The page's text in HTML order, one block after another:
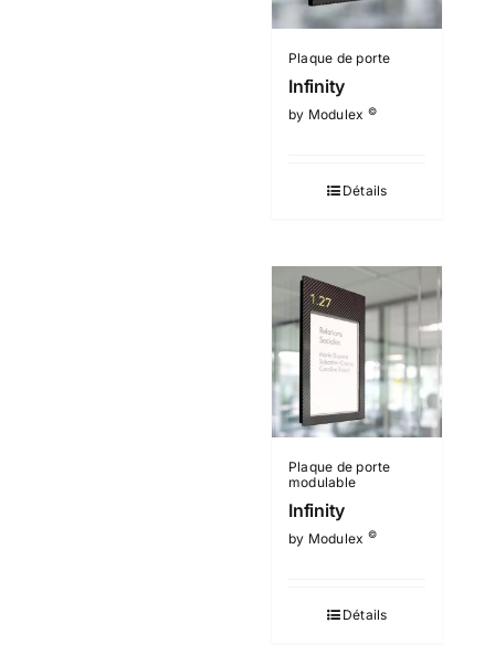
Plaque de porte
Infinity
by Modulex ©
Détails
Plaque de porte
modulable
Infinity
by Modulex ©
Détails